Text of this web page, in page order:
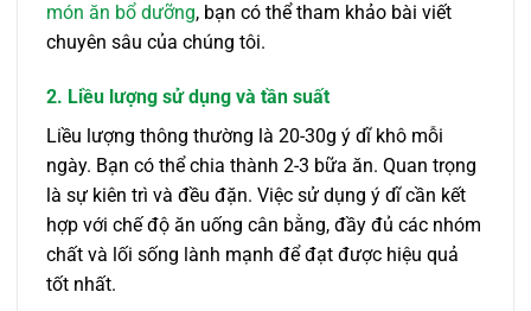
món ăn bổ dưỡng, bạn có thể tham khảo bài viết
chuyên sâu của chúng tôi.
2. Liều lượng sử dụng và tần suất
Liều lượng thông thường là 20-30g ý dĩ khô mỗi
ngày. Bạn có thể chia thành 2-3 bữa ăn. Quan trọng
là sự kiên trì và đều đặn. Việc sử dụng ý dĩ cần kết
hợp với chế độ ăn uống cân bằng, đầy đủ các nhóm
chất và lối sống lành mạnh để đạt được hiệu quả
tốt nhất.